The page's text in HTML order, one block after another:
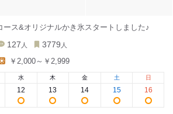
ース&オリジナルかき氷スタートしました♪
127 人 3779 人
￥2,000～￥2,999
水
12
木
13
金
14
土
15
日
16